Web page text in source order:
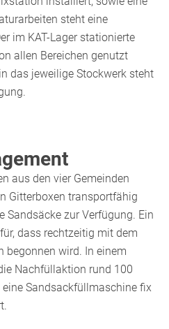
steht eine
im KAT-Lager stationierte
allen Bereichen genutzt
das jeweilige Stockwerk steht
aus den vier Gemeinden
Gitterboxen transportfähig
Sandsäcke zur Verfügung. Ein
dass rechtzeitig mit dem
begonnen wird. In einem
Nachfüllaktion rund 100
Sandsackfüllmaschine fix